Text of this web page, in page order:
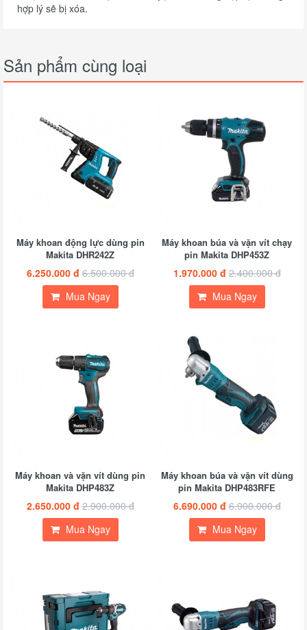
hợp lý sẽ bị xóa.
Sản phẩm cùng loại
Máy khoan động lực dùng pin
Makita DHR242Z
6.250.000 đ 6.500.000 đ
Mua Ngay
Máy khoan búa và vặn vít chạy
pin Makita DHP453Z
1.970.000 đ 2.400.000 đ
Mua Ngay
Máy khoan và vặn vít dùng pin
Makita DHP483Z
2.650.000 đ 2.900.000 đ
Mua Ngay
Máy khoan búa và vặn vít dùng
pin Makita DHP483RFE
6.690.000 đ 6.900.000 đ
Mua Ngay